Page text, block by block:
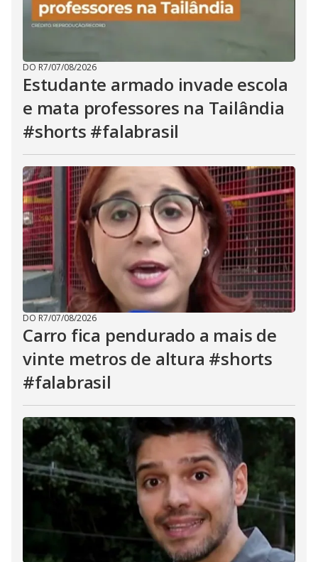
DO R7/07/08/2026
Estudante armado invade escola
e mata professores na Tailândia
#shorts #falabrasil
DO R7/07/08/2026
Carro fica pendurado a mais de
vinte metros de altura #shorts
#falabrasil